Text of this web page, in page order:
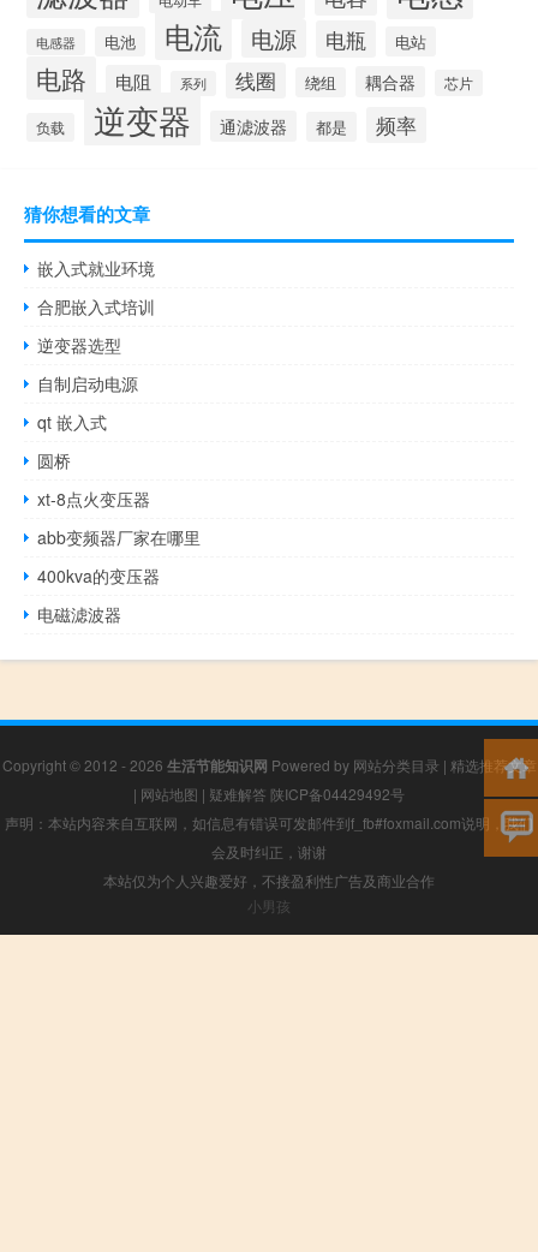
电感器 电池 电流 电源 电瓶 电站
电路 电阻 系列 线圈 绕组 耦合器 芯片
负载 逆变器 通滤波器 都是 频率
猜你想看的文章
嵌入式就业环境
合肥嵌入式培训
逆变器选型
自制启动电源
qt 嵌入式
圆桥
xt-8点火变压器
abb变频器厂家在哪里
400kva的变压器
电磁滤波器
Copyright © 2012 - 2026 生活节能知识网 Powered by 网站分类目录 | 精选推荐文章
| 网站地图 | 疑难解答 陕ICP备04429492号
声明：本站内容来自互联网，如信息有错误可发邮件到f_fb#foxmail.com说明，我们
会及时纠正，谢谢
本站仅为个人兴趣爱好，不接盈利性广告及商业合作
小男孩